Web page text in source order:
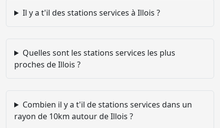
Il y a t'il des stations services à Illois ?
Quelles sont les stations services les plus
proches de Illois ?
Combien il y a t'il de stations services dans un
rayon de 10km autour de Illois ?